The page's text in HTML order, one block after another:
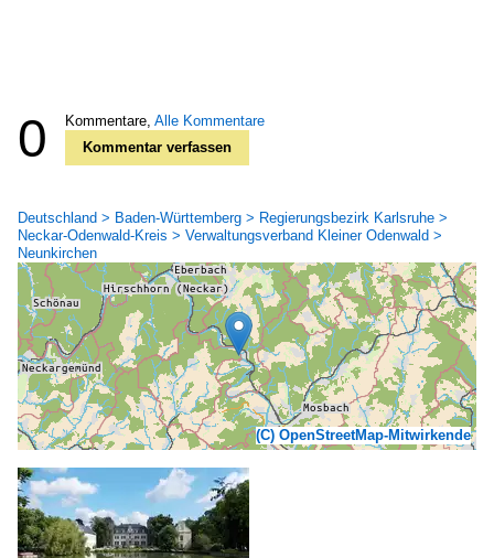
0 Kommentare, Alle Kommentare
Kommentar verfassen
Deutschland > Baden-Württemberg > Regierungsbezirk Karlsruhe >
Neckar-Odenwald-Kreis > Verwaltungsverband Kleiner Odenwald >
Neunkirchen
(C) OpenStreetMap-Mitwirkende